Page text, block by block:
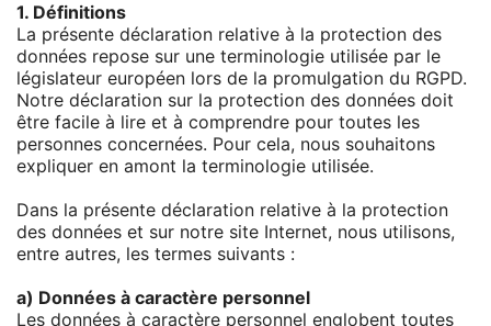
1. Définitions
La présente déclaration relative à la protection des
données repose sur une terminologie utilisée par le
législateur européen lors de la promulgation du RGPD.
Notre déclaration sur la protection des données doit
être facile à lire et à comprendre pour toutes les
personnes concernées. Pour cela, nous souhaitons
expliquer en amont la terminologie utilisée.
Dans la présente déclaration relative à la protection
des données et sur notre site Internet, nous utilisons,
entre autres, les termes suivants :
a) Données à caractère personnel
Les données à caractère personnel englobent toutes